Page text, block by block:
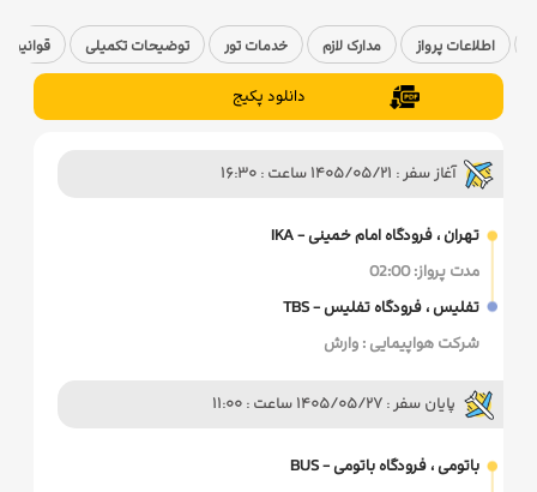
اطلاعات پرواز مدارک لازم خدمات تور توضیحات تکمیلی قوانین
دانلود پکیج
آغاز سفر : 1405/05/21 ساعت : 16:30
تهران ، فرودگاه امام خمینی - IKA
مدت پرواز: 02:00
تفلیس ، فرودگاه تفلیس - TBS
شرکت هواپیمایی : وارش
پایان سفر : 1405/05/27 ساعت : 11:00
باتومی ، فرودگاه باتومی - BUS